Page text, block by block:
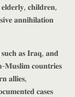
𝐜𝐡𝐢𝐥𝐝𝐫𝐞𝐧,
𝐚𝐧𝐧𝐢𝐡𝐢𝐥𝐚𝐭𝐢𝐨𝐧
𝐚𝐬 𝐈𝐫𝐚𝐪, 𝐚𝐧𝐝
𝐜𝐨𝐮𝐧𝐭𝐫𝐢𝐞𝐬
𝐜𝐚𝐬𝐞𝐬